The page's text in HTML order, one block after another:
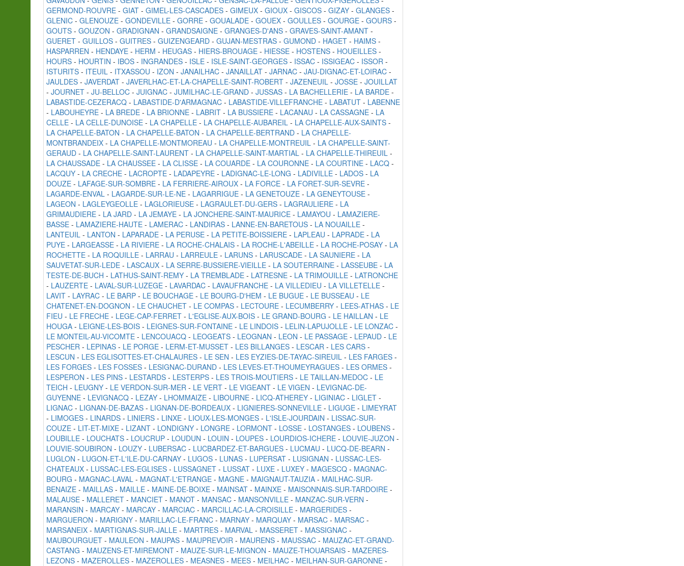
GERMOND-ROUVRE - GIAT - GIMEL-LES-CASCADES - GIMEUX - GIOUX - GISCOS - GIZAY - GLANGES -
GLENIC - GLENOUZE - GONDEVILLE - GORRE - GOUALADE - GOUEX - GOULLES - GOURGE - GOURS -
GOUTS - GOUZON - GRADIGNAN - GRANDSAIGNE - GRANGES-D'ANS - GRAVES-SAINT-AMANT -
GUERET - GUILLOS - GUITRES - GUIZENGEARD - GUJAN-MESTRAS - GUMOND - HAGET - HAIMS -
HASPARREN - HENDAYE - HERM - HEUGAS - HIERS-BROUAGE - HIESSE - HOSTENS - HOUEILLES -
HOURS - HOURTIN - IBOS - INGRANDES - ISLE - ISLE-SAINT-GEORGES - ISSAC - ISSIGEAC - ISSOR -
ISTURITS - ITEUIL - ITXASSOU - IZON - JANAILHAC - JANAILLAT - JARNAC - JAU-DIGNAC-ET-LOIRAC -
JAULDES - JAVERDAT - JAVERLHAC-ET-LA-CHAPELLE-SAINT-ROBERT - JAZENEUIL - JOSSE - JOUILLAT
- JOURNET - JU-BELLOC - JUIGNAC - JUMILHAC-LE-GRAND - JUSSAS - LA BACHELLERIE - LA BARDE -
LABASTIDE-CEZERACQ - LABASTIDE-D'ARMAGNAC - LABASTIDE-VILLEFRANCHE - LABATUT - LABENNE
- LABOUHEYRE - LA BREDE - LA BRIONNE - LABRIT - LA BUSSIERE - LACANAU - LA CASSAGNE - LA
CELLE - LA CELLE-DUNOISE - LA CHAPELLE - LA CHAPELLE-AUBAREIL - LA CHAPELLE-AUX-SAINTS -
LA CHAPELLE-BATON - LA CHAPELLE-BATON - LA CHAPELLE-BERTRAND - LA CHAPELLE-
MONTBRANDEIX - LA CHAPELLE-MONTMOREAU - LA CHAPELLE-MONTREUIL - LA CHAPELLE-SAINT-
GERAUD - LA CHAPELLE-SAINT-LAURENT - LA CHAPELLE-SAINT-MARTIAL - LA CHAPELLE-THIREUIL -
LA CHAUSSADE - LA CHAUSSEE - LA CLISSE - LA COUARDE - LA COURONNE - LA COURTINE - LACQ -
LACQUY - LA CRECHE - LACROPTE - LADAPEYRE - LADIGNAC-LE-LONG - LADIVILLE - LADOS - LA
DOUZE - LAFAGE-SUR-SOMBRE - LA FERRIERE-AIROUX - LA FORCE - LA FORET-SUR-SEVRE -
LAGARDE-ENVAL - LAGARDE-SUR-LE-NE - LAGARRIGUE - LA GENETOUZE - LA GENEYTOUSE -
LAGEON - LAGLEYGEOLLE - LAGLORIEUSE - LAGRAULET-DU-GERS - LAGRAULIERE - LA
GRIMAUDIERE - LA JARD - LA JEMAYE - LA JONCHERE-SAINT-MAURICE - LAMAYOU - LAMAZIERE-
BASSE - LAMAZIERE-HAUTE - LAMERAC - LANDIRAS - LANNE-EN-BARETOUS - LA NOUAILLE -
LANTEUIL - LANTON - LAPARADE - LA PERUSE - LA PETITE-BOISSIERE - LAPLEAU - LAPRADE - LA
PUYE - LARGEASSE - LA RIVIERE - LA ROCHE-CHALAIS - LA ROCHE-L'ABEILLE - LA ROCHE-POSAY - LA
ROCHETTE - LA ROQUILLE - LARRAU - LARREULE - LARUNS - LARUSCADE - LA SAUNIERE - LA
SAUVETAT-SUR-LEDE - LASCAUX - LA SERRE-BUSSIERE-VIEILLE - LA SOUTERRAINE - LASSEUBE - LA
TESTE-DE-BUCH - LATHUS-SAINT-REMY - LA TREMBLADE - LATRESNE - LA TRIMOUILLE - LATRONCHE
- LAUZERTE - LAVAL-SUR-LUZEGE - LAVARDAC - LAVAUFRANCHE - LA VILLEDIEU - LA VILLETELLE -
LAVIT - LAYRAC - LE BARP - LE BOUCHAGE - LE BOURG-D'HEM - LE BUGUE - LE BUSSEAU - LE
CHATENET-EN-DOGNON - LE CHAUCHET - LE COMPAS - LECTOURE - LECUMBERRY - LEES-ATHAS - LE
FIEU - LE FRECHE - LEGE-CAP-FERRET - L'EGLISE-AUX-BOIS - LE GRAND-BOURG - LE HAILLAN - LE
HOUGA - LEIGNE-LES-BOIS - LEIGNES-SUR-FONTAINE - LE LINDOIS - LELIN-LAPUJOLLE - LE LONZAC -
LE MONTEIL-AU-VICOMTE - LENCOUACQ - LEOGEATS - LEOGNAN - LEON - LE PASSAGE - LEPAUD - LE
PESCHER - LEPINAS - LE PORGE - LERM-ET-MUSSET - LES BILLANGES - LESCAR - LES CARS -
LESCUN - LES EGLISOTTES-ET-CHALAURES - LE SEN - LES EYZIES-DE-TAYAC-SIREUIL - LES FARGES -
LES FORGES - LES FOSSES - LESIGNAC-DURAND - LES LEVES-ET-THOUMEYRAGUES - LES ORMES -
LESPERON - LES PINS - LESTARDS - LESTERPS - LES TROIS-MOUTIERS - LE TAILLAN-MEDOC - LE
TEICH - LEUGNY - LE VERDON-SUR-MER - LE VERT - LE VIGEANT - LE VIGEN - LEVIGNAC-DE-
GUYENNE - LEVIGNACQ - LEZAY - LHOMMAIZE - LIBOURNE - LICQ-ATHEREY - LIGINIAC - LIGLET -
LIGNAC - LIGNAN-DE-BAZAS - LIGNAN-DE-BORDEAUX - LIGNIERES-SONNEVILLE - LIGUGE - LIMEYRAT
- LIMOGES - LINARDS - LINIERS - LINXE - LIOUX-LES-MONGES - L'ISLE-JOURDAIN - LISSAC-SUR-
COUZE - LIT-ET-MIXE - LIZANT - LONDIGNY - LONGRE - LORMONT - LOSSE - LOSTANGES - LOUBENS -
LOUBILLE - LOUCHATS - LOUCRUP - LOUDUN - LOUIN - LOUPES - LOURDIOS-ICHERE - LOUVIE-JUZON -
LOUVIE-SOUBIRON - LOUZY - LUBERSAC - LUCBARDEZ-ET-BARGUES - LUCMAU - LUCQ-DE-BEARN -
LUGLON - LUGON-ET-L'ILE-DU-CARNAY - LUGOS - LUNAS - LUPERSAT - LUSIGNAN - LUSSAC-LES-
CHATEAUX - LUSSAC-LES-EGLISES - LUSSAGNET - LUSSAT - LUXE - LUXEY - MAGESCQ - MAGNAC-
BOURG - MAGNAC-LAVAL - MAGNAT-L'ETRANGE - MAGNE - MAIGNAUT-TAUZIA - MAILHAC-SUR-
BENAIZE - MAILLAS - MAILLE - MAINE-DE-BOIXE - MAINSAT - MAINXE - MAISONNAIS-SUR-TARDOIRE -
MALAUSE - MALLERET - MANCIET - MANOT - MANSAC - MANSONVILLE - MANZAC-SUR-VERN -
MARANSIN - MARCAY - MARCAY - MARCIAC - MARCILLAC-LA-CROISILLE - MARGERIDES -
MARGUERON - MARIGNY - MARILLAC-LE-FRANC - MARNAY - MARQUAY - MARSAC - MARSAC -
MARSANEIX - MARTIGNAS-SUR-JALLE - MARTRES - MARVAL - MASSERET - MASSIGNAC -
MAUBOURGUET - MAULEON - MAUPAS - MAUPREVOIR - MAURENS - MAUSSAC - MAUZAC-ET-GRAND-
CASTANG - MAUZENS-ET-MIREMONT - MAUZE-SUR-LE-MIGNON - MAUZE-THOUARSAIS - MAZERES-
LEZONS - MAZEROLLES - MAZEROLLES - MEASNES - MEES - MEILHAC - MEILHAN-SUR-GARONNE -